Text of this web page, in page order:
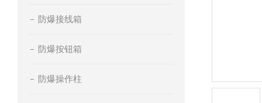
防爆接线箱
防爆按钮箱
防爆操作柱